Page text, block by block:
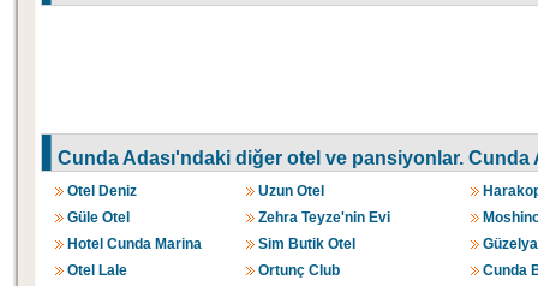
Cunda Adası'ndaki diğer otel ve pansiyonlar. Cunda
Otel Deniz Uzun Otel
Güle Otel
Zehra Teyze'nin Evi
Hotel Cunda Marina
Sim Butik Otel
Otel Lale
Ortunç Club
Cunda